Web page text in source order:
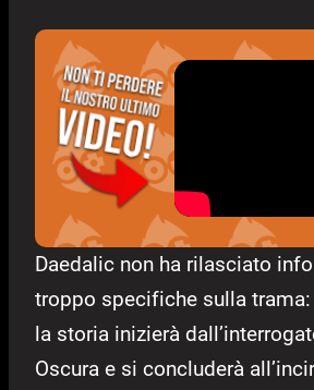
Daedalic non ha rilasciato
troppo specifiche sulla
la storia inizierà
Oscura e si concluderà